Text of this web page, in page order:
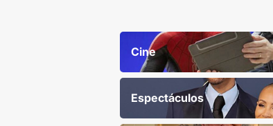
Cine
Espectáculos